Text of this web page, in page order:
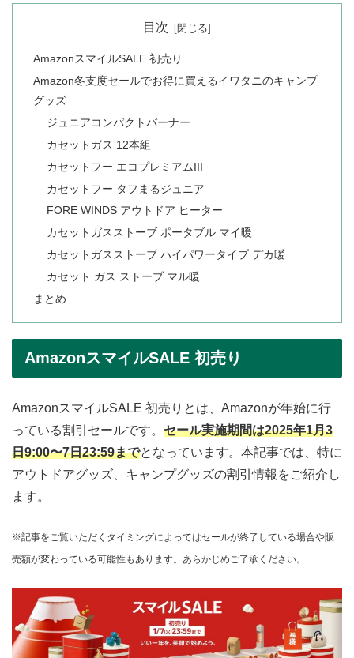
目次
AmazonスマイルSALE 初売り
Amazon冬支度セールでお得に買えるイワタニのキャンプ
グッズ
ジュニアコンパクトバーナー
カセットガス 12本組
カセットフー エコプレミアムIII
カセットフー タフまるジュニア
FORE WINDS アウトドア ヒーター
カセットガスストーブ ポータブル マイ暖
カセットガスストーブ ハイパワータイプ デカ暖
カセット ガス ストーブ マル暖
まとめ
AmazonスマイルSALE 初売り
AmazonスマイルSALE 初売りとは、Amazonが年始に行
っている割引セールです。 セール実施期間は2025年1月3
日9:00〜7日23:59までとなっています。本記事では、特に
アウトドアグッズ、キャンプグッズの割引情報をご紹介し
ます。
※記事をご覧いただくタイミングによってはセールが終了している場合や販
売額が変わっている可能性もあります。あらかじめご了承ください。